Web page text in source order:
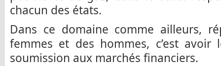
chacun des états.
Dans ce domaine comme ailleurs,
femmes et des hommes, c’est
soumission aux marchés financiers.